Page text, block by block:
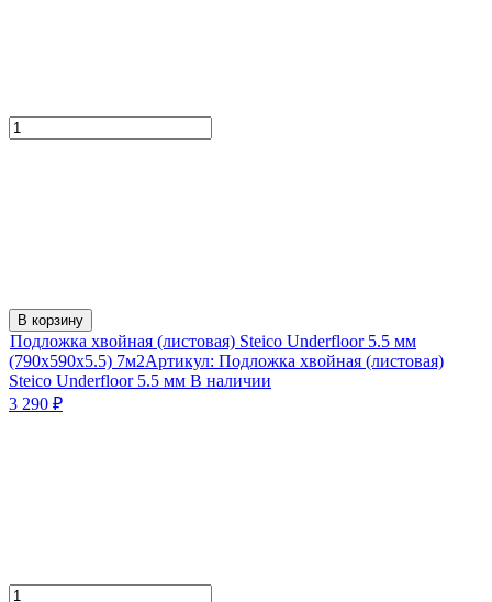
В корзину
Подложка хвойная (листовая) Steico Underfloor 5.5 мм
(790x590x5.5) 7м2Артикул: Подложка хвойная (листовая)
Steico Underfloor 5.5 мм В наличии
3 290 ₽